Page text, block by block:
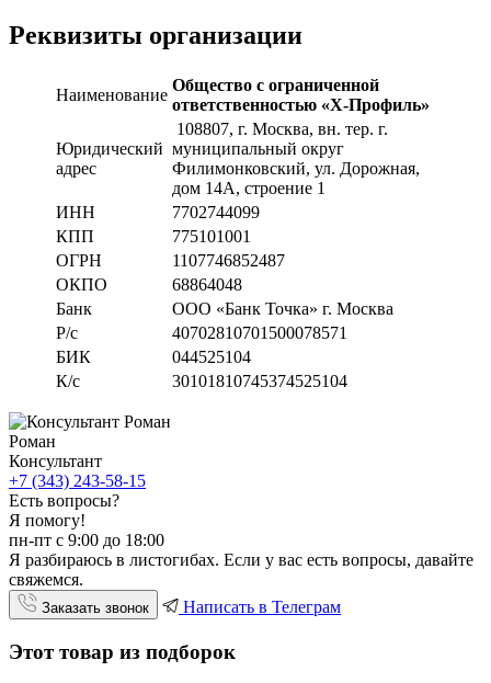
Реквизиты организации
Наименование
Общество с ограниченной
ответственностью «Х-Профиль»
Юридический
адрес
108807, г. Москва, вн. тер. г.
муниципальный округ
Филимонковский, ул. Дорожная,
дом 14А, строение 1
ИНН
7702744099
КПП
775101001
ОГРН
1107746852487
ОКПО
68864048
Банк
ООО «Банк Точка» г. Москва
Р/с
40702810701500078571
БИК
044525104
К/с
30101810745374525104
Роман
Консультант
+7 (343) 243-58-15
Есть вопросы?
Я помогу!
пн-пт с 9:00 до 18:00
Я разбираюсь в листогибах. Если у вас есть вопросы, давайте
свяжемся.
Заказать звонок Написать в Телеграм
Этот товар из подборок